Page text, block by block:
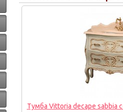
Тумба Vittoria decape sabbia